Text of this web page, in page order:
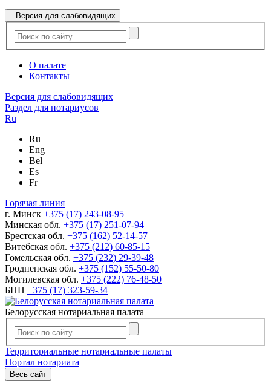
Версия для слабовидящих
О палате
Контакты
Версия для слабовидящих
Раздел для нотариусов
Ru
Ru
Eng
Bel
Es
Fr
Горячая линия
г. Минск +375 (17) 243-08-95
Минская обл. +375 (17) 251-07-94
Брестская обл. +375 (162) 52-14-57
Витебская обл. +375 (212) 60-85-15
Гомельская обл. +375 (232) 29-39-48
Гродненская обл. +375 (152) 55-50-80
Могилевская обл. +375 (222) 76-48-50
БНП +375 (17) 323-59-34
Белорусская нотариальная палата
Территориальные нотариальные палаты
Портал нотариата
Весь сайт